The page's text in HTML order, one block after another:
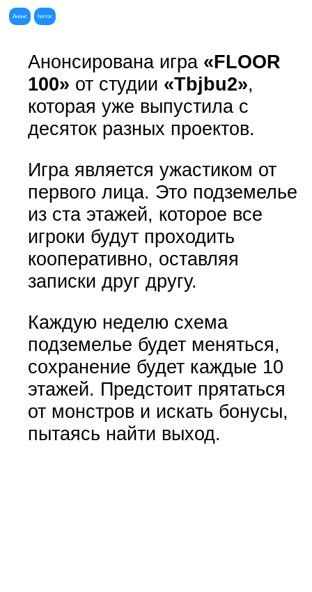
Анонс horror
Анонсирована игра «FLOOR
100» от студии «Tbjbu2»,
которая уже выпустила с
десяток разных проектов.
Игра является ужастиком от
первого лица. Это подземелье
из ста этажей, которое все
игроки будут проходить
кооперативно, оставляя
записки друг другу.
Каждую неделю схема
подземелье будет меняться,
сохранение будет каждые 10
этажей. Предстоит прятаться
от монстров и искать бонусы,
пытаясь найти выход.